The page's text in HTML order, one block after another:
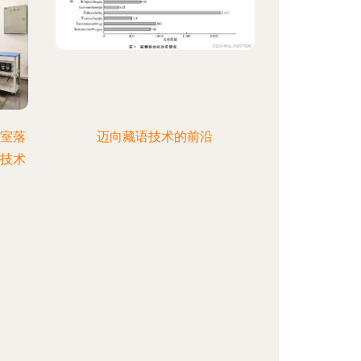
落
术
迈向藏语技术的前沿